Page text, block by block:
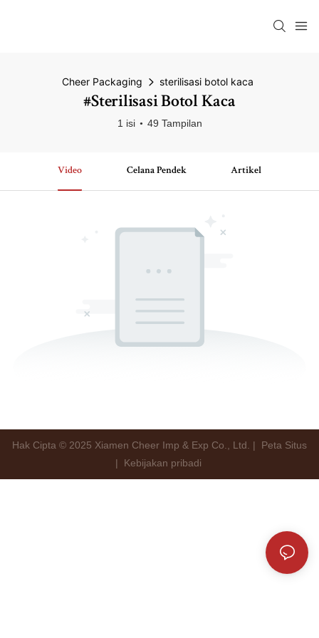
Cheer Packaging sterilisasi botol kaca
#sterilisasi Botol Kaca
1 isi 49 Tampilan
Video Celana Pendek Artikel
Hak Cipta © 2025 Xiamen Cheer Imp & Exp Co., Ltd. |
Peta Situs
| Kebijakan pribadi